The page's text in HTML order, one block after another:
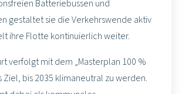
Batteriebussen und
gestaltet sie die Verkehrswende aktiv
ihre Flotte kontinuierlich weiter.
verfolgt mit dem „Masterplan 100 %
Ziel, bis 2035 klimaneutral zu werden.